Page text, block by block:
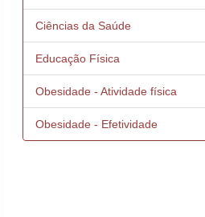
Ciências da Saúde
Educação Física
Obesidade - Atividade física
Obesidade - Efetividade